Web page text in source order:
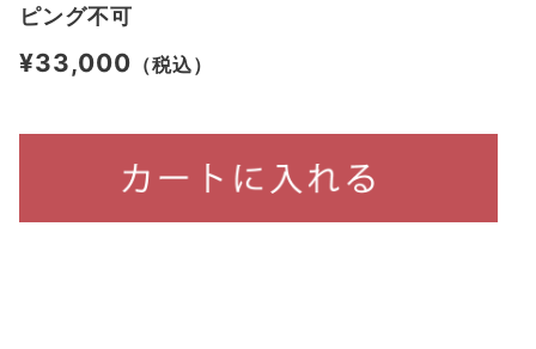
ピング不可
¥33,000 （税込）